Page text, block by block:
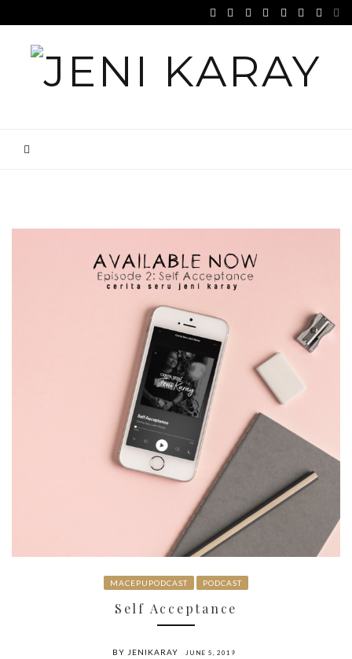
MACEPUPODCAST PODCAST
Self Acceptance
BY JENIKARAY JUNE 5, 2019